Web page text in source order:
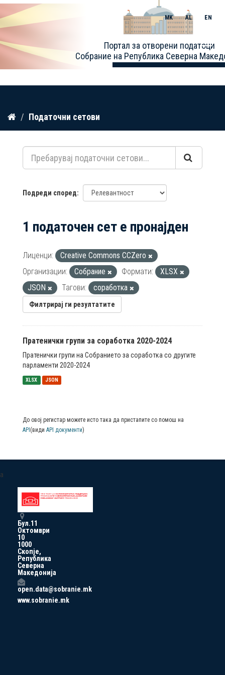
Прескокнете
содржина
Портал за отворени податоци
Собрание на Република Северна
MK AL EN
Toggle
Податочни сетови
Подреди според
1 податочен сет е пронајден
Лиценци:
Creative Commons CCZero
Организации:
Собрание Формати:
XLSX
JSON
Тагови: соработка
Филтрирај ги резултатите
Пратенички групи за соработка 2020-2024
Пратенички групи на Собранието за соработка со другите
парламенти 2020-2024
XLSX JSON
До овој регистар можете исто така да пристапите со помош на
API (види API документи)
a
Бул.11
Октомври
10
1000
Скопје,
Република
Северна
Македонија
open.data@sobranie.mk
www.sobranie.mk